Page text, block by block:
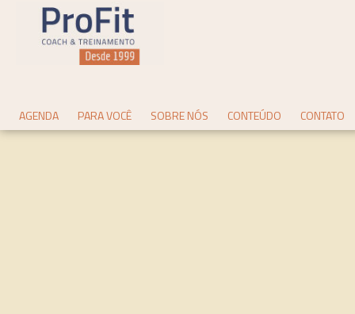
AGENDA PARA VOCÊ SOBRE NÓS CONTEÚDO CONTATO